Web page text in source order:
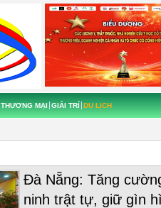
THƯƠNG MẠI GIẢI TRÍ DU LỊCH
Đà Nẵng: Tăng
ninh trật tự, giữ gìn